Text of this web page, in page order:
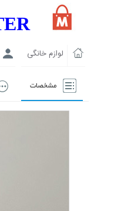
لوازم خانگی
مشخصات